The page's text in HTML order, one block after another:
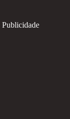
Publicidade